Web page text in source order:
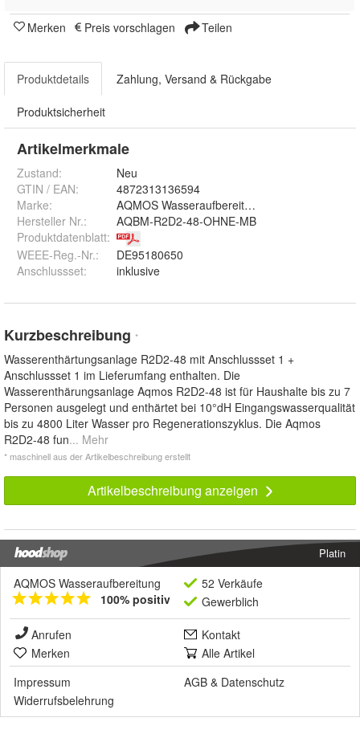
Merken Preis vorschlagen Teilen
Produktdetails Zahlung, Versand & Rückgabe
Produktsicherheit
Artikelmerkmale
Zustand:
Neu
GTIN / EAN:
4872313136594
Marke:
AQMOS Wasseraufbereitung
Hersteller Nr.:
AQBM-R2D2-48-OHNE-MB
Produktdatenblatt:
WEEE-Reg.-Nr.:
DE95180650
Anschlussset: inklusive
Kurzbeschreibung *
Wasserenthärtungsanlage R2D2-48 mit Anschlussset 1 +
Anschlussset 1 im Lieferumfang enthalten. Die
Wasserenthärungsanlage Aqmos R2D2-48 ist für Haushalte bis zu 7
Personen ausgelegt und enthärtet bei 10°dH Eingangswasserqualität
bis zu 4800 Liter Wasser pro Regenerationszyklus. Die Aqmos
R2D2-48 fun... Mehr
* maschinell aus der Artikelbeschreibung erstellt
Artikelbeschreibung anzeigen
Platin
AQMOS Wasseraufbereitung
100% positiv
52 Verkäufe
Gewerblich
Anrufen
Kontakt
Merken
Alle Artikel
Impressum
AGB & Datenschutz
Widerrufsbelehrung